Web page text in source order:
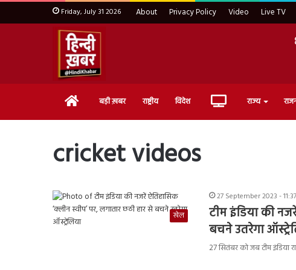
Friday, July 31 2026 About Privacy Policy Video Live TV
Home बड़ी ख़बर राष्ट्रीय विदेश Live राज्य
cricket videos
खेल
27 September 2023 -
टीम इंडिया की
बचने उतरेगा
27 सितंबर को जब टीम